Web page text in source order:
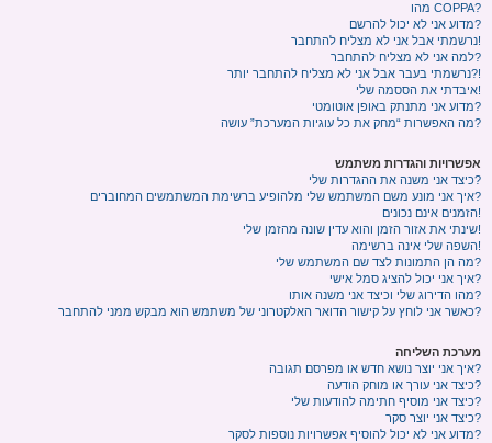
מהו COPPA?
מדוע אני לא יכול להרשם?
נרשמתי אבל אני לא מצליח להתחבר!
למה אני לא מצליח להתחבר?
נרשמתי בעבר אבל אני לא מצליח להתחבר יותר?!
איבדתי את הססמה שלי!
מדוע אני מתנתק באופן אוטומטי?
מה האפשרות “מחק את כל עוגיות המערכת” עושה?
אפשרויות והגדרות משתמש
כיצד אני משנה את ההגדרות שלי?
איך אני מונע משם המשתמש שלי מלהופיע ברשימת המשתמשים המחוברים?
הזמנים אינם נכונים!
שינתי את אזור הזמן והוא עדין שונה מהזמן שלי!
השפה שלי אינה ברשימה!
מה הן התמונות לצד שם המשתמש שלי?
איך אני יכול להציג סמל אישי?
מהו הדירוג שלי וכיצד אני משנה אותו?
כאשר אני לוחץ על קישור הדואר האלקטרוני של משתמש הוא מבקש ממני להתחבר?
מערכת השליחה
איך אני יוצר נושא חדש או מפרסם תגובה?
כיצד אני עורך או מוחק הודעה?
כיצד אני מוסיף חתימה להודעות שלי?
כיצד אני יוצר סקר?
מדוע אני לא יכול להוסיף אפשרויות נוספות לסקר?